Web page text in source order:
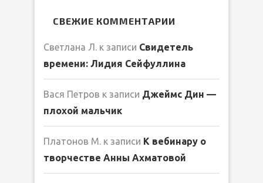
СВЕЖИЕ КОММЕНТАРИИ
Светлана Л. к записи Свидетель
времени: Лидия Сейфуллина
Вася Петров к записи Джеймс Дин —
плохой мальчик
Платонов М. к записи К вебинару о
творчестве Анны Ахматовой